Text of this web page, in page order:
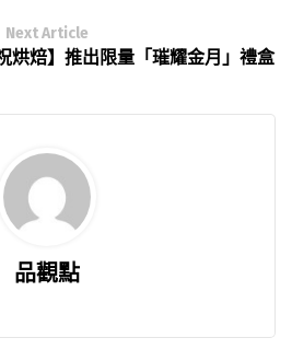
Next Article
烘焙】推出限量「璀耀金月」禮盒
品觀點